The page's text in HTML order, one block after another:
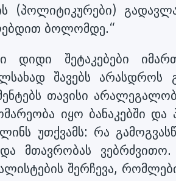
(პოლიტიკურები)
ბოლომდე.“
დიდი შეტაკებები
შავებს არასდროს
თავისი
იყო ბანაკებში
უთქვამს: რა
მთავრობას ვებრძვითო.
შერჩევა,